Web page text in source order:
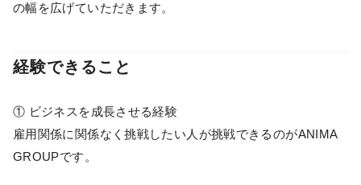
の幅を広げていただきます。
経験できること
① ビジネスを成長させる経験
雇用関係に関係なく挑戦したい人が挑戦できるのがANIMA
GROUPです。